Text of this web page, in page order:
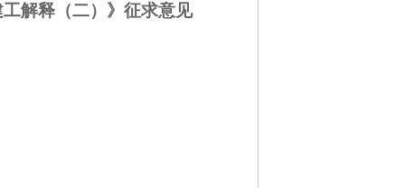
解释（二）》征求意见